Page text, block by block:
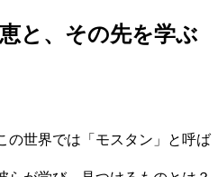
と、その先を学ぶ
の世界では「モスタン」と呼ば